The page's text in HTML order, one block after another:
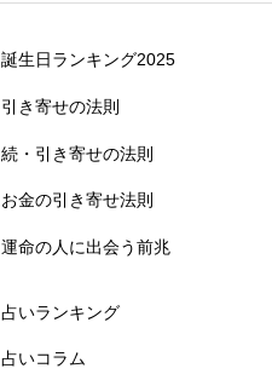
誕生日ランキング2025
引き寄せの法則
続・引き寄せの法則
お金の引き寄せ法則
運命の人に出会う前兆
占いランキング
占いコラム